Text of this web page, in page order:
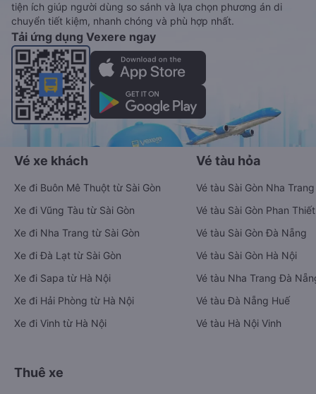
tiện ích giúp người dùng so sánh và lựa chọn phương án di
chuyển tiết kiệm, nhanh chóng và phù hợp nhất.
Tải ứng dụng Vexere ngay
Vé xe khách
Xe đi Buôn Mê Thuột từ Sài Gòn
Xe đi Vũng Tàu từ Sài Gòn
Xe đi Nha Trang từ Sài Gòn
Xe đi Đà Lạt từ Sài Gòn
Xe đi Sapa từ Hà Nội
Xe đi Hải Phòng từ Hà Nội
Xe đi Vinh từ Hà Nội
Vé tàu hỏa
Vé tàu Sài Gòn Nha Trang
Vé tàu Sài Gòn Phan Thiết
Vé tàu Sài Gòn Đà Nẵng
Vé tàu Sài Gòn Hà Nội
Vé tàu Nha Trang Đà
Vé tàu Đà Nẵng Huế
Vé tàu Hà Nội Vinh
Thuê xe